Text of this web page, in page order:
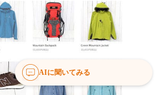
AIに聞いてみる